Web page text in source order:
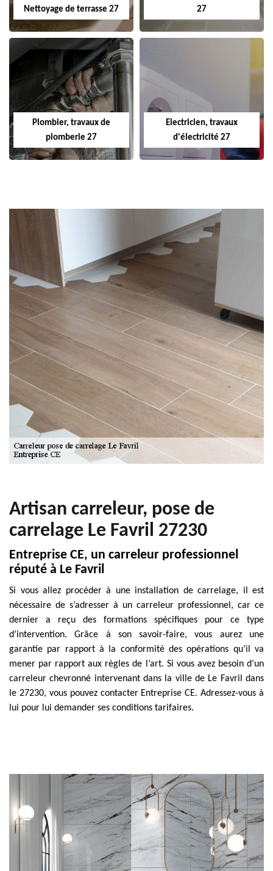
Nettoyage de terrasse 27
27
Plombier, travaux de
plomberie 27
Electricien, travaux
d'électricité 27
Artisan carreleur, pose de
carrelage Le Favril 27230
Entreprise CE, un carreleur professionnel
réputé à Le Favril
Si vous allez procéder à une installation de carrelage, il est
nécessaire de s’adresser à un carreleur professionnel, car ce
dernier a reçu des formations spécifiques pour ce type
d’intervention. Grâce à son savoir-faire, vous aurez une
garantie par rapport à la conformité des opérations qu’il va
mener par rapport aux règles de l’art. Si vous avez besoin d’un
carreleur chevronné intervenant dans la ville de Le Favril dans
le 27230, vous pouvez contacter Entreprise CE. Adressez-vous à
lui pour lui demander ses conditions tarifaires.